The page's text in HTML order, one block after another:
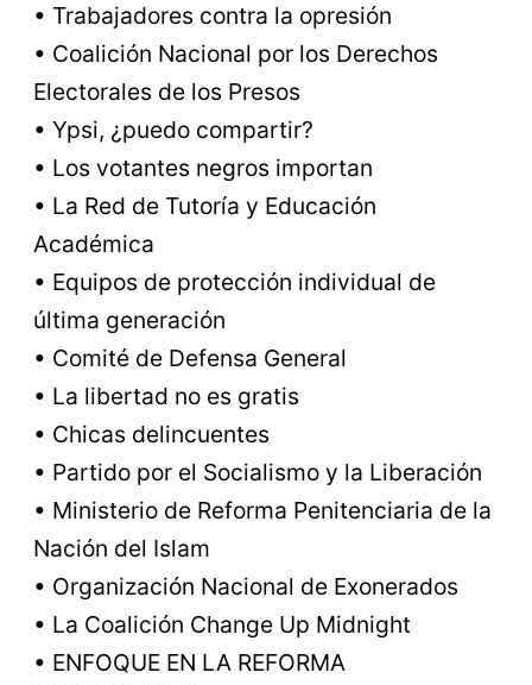
• Trabajadores contra la opresión
• Coalición Nacional por los Derechos
Electorales de los Presos
• Ypsi, ¿puedo compartir?
• Los votantes negros importan
• La Red de Tutoría y Educación
Académica
• Equipos de protección individual de
última generación
• Comité de Defensa General
• La libertad no es gratis
• Chicas delincuentes
• Partido por el Socialismo y la Liberación
• Ministerio de Reforma Penitenciaria de la
Nación del Islam
• Organización Nacional de Exonerados
• La Coalición Change Up Midnight
• ENFOQUE EN LA REFORMA